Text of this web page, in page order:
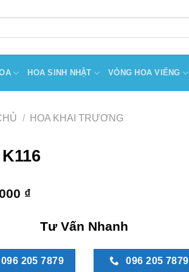
HOA SINH NHẬT VÒNG HOA VIẾNG
/ HOA KHAI TRƯƠNG
₫
Tư Vấn Nhanh
205 7879 096 205 7879